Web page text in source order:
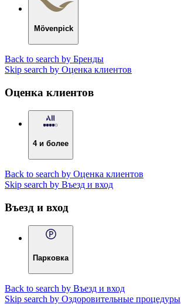
Mövenpick
Back to search by Бренды
Skip search by Оценка клиентов
Оценка клиентов
4 и более
Back to search by Оценка клиентов
Skip search by Въезд и вход
Въезд и вход
Парковка
Back to search by Въезд и вход
Skip search by Оздоровительные процедуры